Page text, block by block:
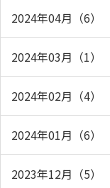
2024年04月（6）
2024年03月（1）
2024年02月（4）
2024年01月（6）
2023年12月（5）